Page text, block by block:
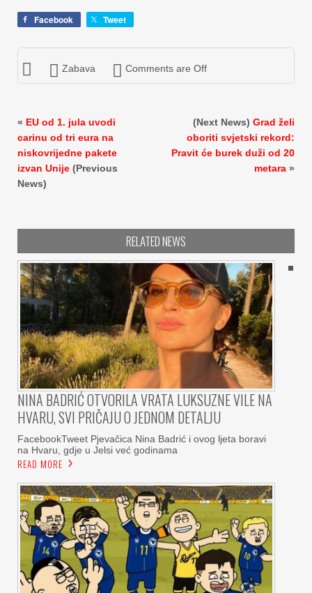
Facebook Tweet
Zabava Comments are Off
« EU od 1. jula uvodi
carinu od tri eura na
niskovrijedne pakete
izvan Unije (Previous
News)
(Next News) Grad želi
oboriti svjetski rekord:
Pravit će burek duži od 20
metara »
RELATED NEWS
NINA BADRIĆ OTVORILA VRATA LUKSUZNE VILE NA
HVARU, SVI PRIČAJU O JEDNOM DETALJU
FacebookTweet Pjevačica Nina Badrić i ovog ljeta boravi
na Hvaru, gdje u Jelsi već godinama
READ MORE